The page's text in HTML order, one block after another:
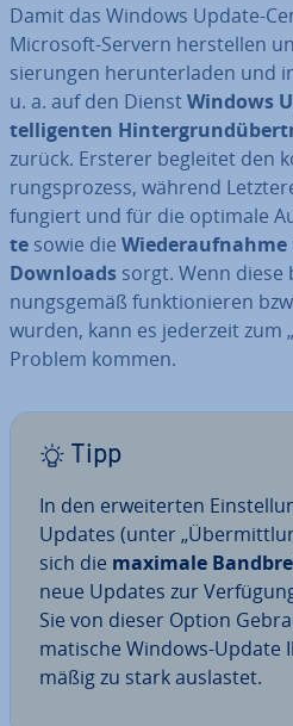
Damit das Windows Update-
Microsoft-Servern her­stel­len
sie­run­gen her­un­ter­la­den und
u. a. auf den DienstWindows
tel­li­gen­ten
zurück. Ersterer begleitet den
rungs­pro­zess, während
fungiert und für die optimale
te sowie die
Downloads sorgt. Wenn
nungs­ge­mäß funk­tio­nie­ren
wurden, kann es jederzeit zum
Problem kommen.
Tipp
In den er­wei­ter­ten
Updates (unter
sich die maximale
neue Updates zur
Sie von dieser Option
ma­ti­sche Windows-Update
mä­ßig zu stark auslastet.